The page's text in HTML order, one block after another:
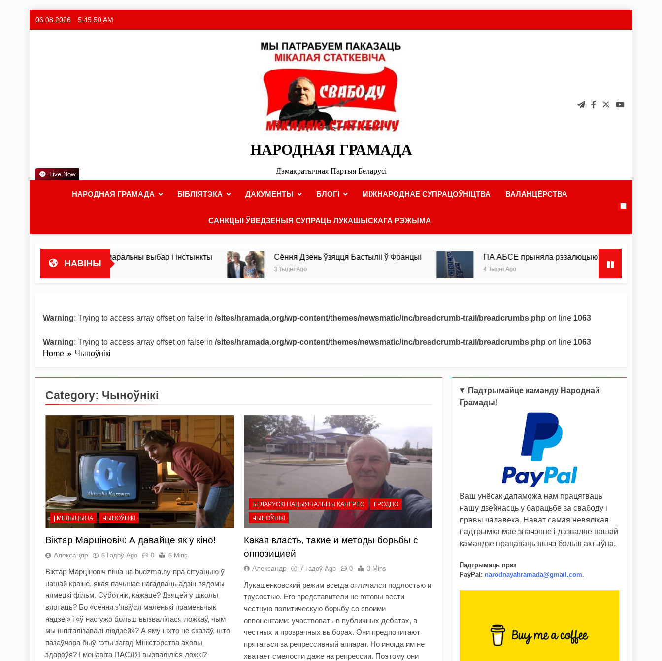
06.08.2026 5:45:51 AM
НАРОДНАЯ ГРАМАДА
Дэмакратычная Партыя Беларусі
НАРОДНАЯ ГРАМАДА БІБЛІЯТЭКА ДАКУМЕНТЫ БЛОГІ МІЖНАРОДНАЕ СУПРАЦОЎНІЦТВА ВАЛАНЦЁРСТВА
САНКЦЫІ ЎВЕДЗЕНЫЯ СУПРАЦЬ ЛУКАШЫСКАГА РЭЖЫМА
Live Now
НАВІНЫ
кніга пра маральны выбар і інстынкты Сёння Дзень ўзяцця Бастыліі ў Францыі
3 Тыдні Ago
ПА АБСЕ прыняла рэзалюцыю па Беларусі з патрабаваннем
4 Тыдні Ago
Warning: Trying to access array offset on false in /sites/hramada.org/wp-content/themes/newsmatic/inc/breadcrumb-trail/breadcrumbs.php on line 1063
Warning: Trying to access array offset on false in /sites/hramada.org/wp-content/themes/newsmatic/inc/breadcrumb-trail/breadcrumbs.php on line 1063
Home
Чыноўнікі
Category: Чыноўнікі
| МЕДЫЦЫНА ЧЫНОЎНІКІ
Віктар Марціновіч: А давайце як у кіно!
Александр 6 Гадоў Ago 0 6 Mins
Віктар Марціновіч піша на budzma.by пра сітуацыю ў
нашай краіне, якая пачынае нагадваць адзін вядомы
нямецкі фільм. Суботнік, кажаце? Дзяцей у школы
вяртаць? Бо «сёння з’явіўся маленькі праменьчык
надзеі» і «ў нас ужо больш вызвалілася ложкаў, чым
мы шпіталізавалі людзей»? А яму ніхто не сказаў, што
пазаўчора быў гэты загад Міністэрства аховы
здароўя? І менавіта ПАСЛЯ вызваліліся ложкі?
БЕЛАРУСКІ НАЦЫЯНАЛЬНЫ КАНГРЕС
ГРОДНО
ЧЫНОЎНІКІ
Какая власть, такие и методы борьбы с
оппозицией
Александр 7 Гадоў Ago 0 3 Mins
Лукашенковский режим всегда отличался подлостью и
трусостью. Его представители не готовы вести
честную политическую борьбу со своими
оппонентами: участвовать в публичных дебатах, в
честных и прозрачных выборах. Они предпочитают
прятаться за репрессивный аппарат. Но иногда им не
хватает смелости даже на репрессии. Поэтому они
Падтрымайце каманду Народнай
Грамады!
Ваш унёсак дапаможа нам працягваць
нашу дзейнасць у барацьбе за свабоду і
правы чалавека. Нават самая невялікая
падтрымка мае значэнне і дазваляе нашай
камандзе працаваць яшчэ больш актыўна.
Падтрымаць праз
PayPal : narodnayahramada@gmail.com.